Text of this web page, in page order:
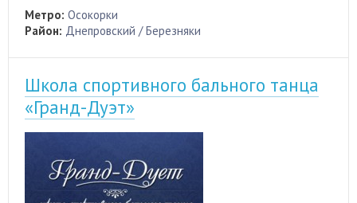
Метро: Осокорки
Район: Днепровский / Березняки
Школа спортивного бального танца
«Гранд-Дуэт»